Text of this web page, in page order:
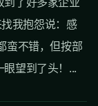
我抱怨说：感
蛮不错，但按部
望到了头！...